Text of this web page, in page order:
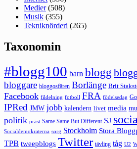
Medier(508)
Musik (355)
Tekniknörderi (265)
Taxonomin
#blogg100 barn blogg
bloggare bloggosfären Borlänge Brit
Facebook fildelning fotboll FRA födelsedag
IPRed JMW jobb kalendern livet media
politik präst Same Same But Different SJ
Socialdemokraterna sorg Stockholm Stora
TPB tweepblogs Twitter tävling tåg U2